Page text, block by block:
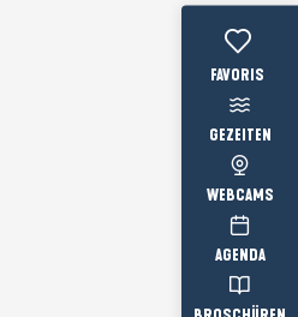
Voir les
GEZEITEN
WEBCAMS
AGENDA